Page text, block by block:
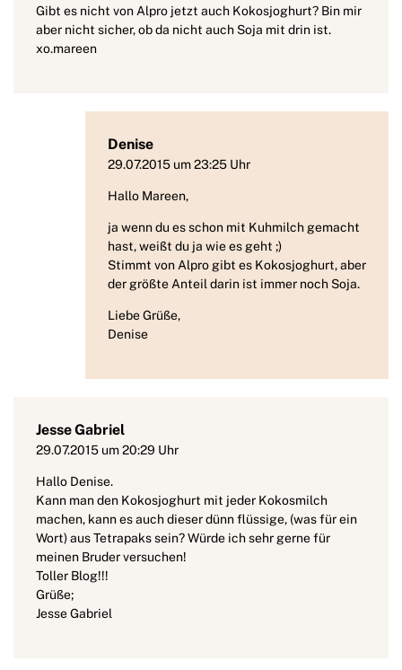
Gibt es nicht von Alpro jetzt auch Kokosjoghurt? Bin mir
aber nicht sicher, ob da nicht auch Soja mit drin ist.
xo.mareen
Denise
29.07.2015 um 23:25 Uhr
Hallo Mareen,
ja wenn du es schon mit Kuhmilch gemacht
hast, weißt du ja wie es geht ;)
Stimmt von Alpro gibt es Kokosjoghurt, aber
der größte Anteil darin ist immer noch Soja.
Liebe Grüße,
Denise
Jesse Gabriel
29.07.2015 um 20:29 Uhr
Hallo Denise.
Kann man den Kokosjoghurt mit jeder Kokosmilch
machen, kann es auch dieser dünn flüssige, (was für ein
Wort) aus Tetrapaks sein? Würde ich sehr gerne für
meinen Bruder versuchen!
Toller Blog!!!
Grüße;
Jesse Gabriel